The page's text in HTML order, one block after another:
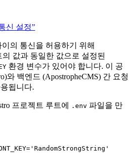
신 설정”
의 통신을 허용하기 위해
의 값과 동일한 값으로 설정된
환경 변수가 있어야 합니다. 이 공
와 백엔드 (ApostropheCMS) 간 요청
됩니다.
프로젝트 루트에 .env 파일을 만
= ' RandomStrongString '